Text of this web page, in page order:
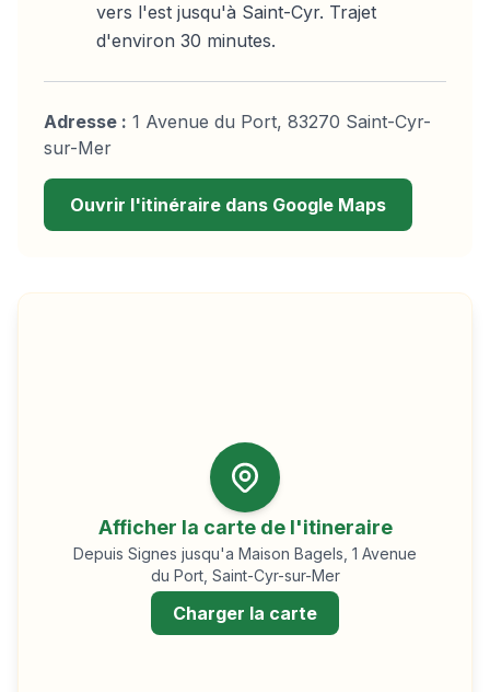
vers l'est jusqu'à Saint-Cyr. Trajet
d'environ 30 minutes.
Adresse : 1 Avenue du Port, 83270 Saint-Cyr-
sur-Mer
Ouvrir l'itinéraire dans Google Maps
Afficher la carte de l'itineraire
Depuis Signes jusqu'a Maison Bagels, 1 Avenue
du Port, Saint-Cyr-sur-Mer
Charger la carte